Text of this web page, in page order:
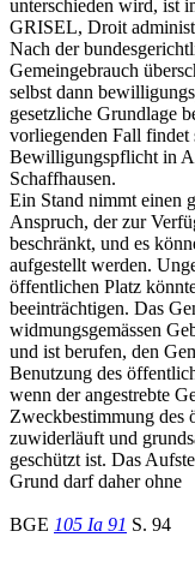
unterschieden wird, ist
GRISEL, Droit
Nach der
Gemeingebrauch
selbst dann
gesetzliche Grundlage
vorliegenden Fall findet
Bewilligungspflicht in
Schaffhausen.
Ein Stand nimmt einen
Anspruch, der zur
beschränkt, und es
aufgestellt werden.
öffentlichen Platz
beeinträchtigen. Das
widmungsgemässen
und ist berufen, den
Benutzung des
wenn der angestrebte
Zweckbestimmung des
zuwiderläuft und
geschützt ist. Das
Grund darf daher ohne
BGE 105 Ia 91 S. 94